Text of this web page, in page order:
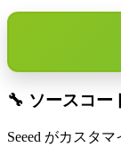
🔧 ソースコー
Seeed がカスタ